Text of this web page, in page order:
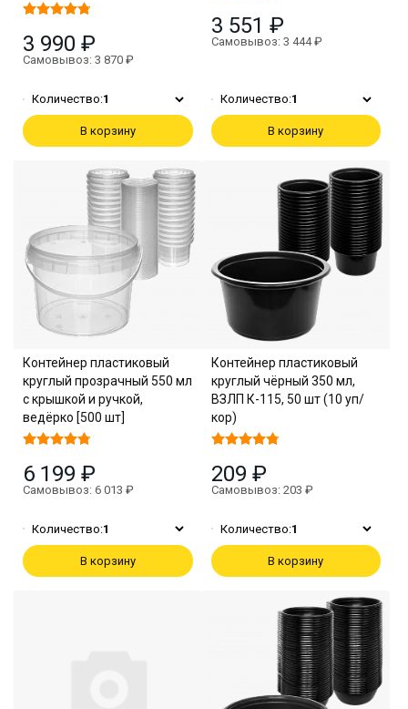
3 990 ₽
Самовывоз: 3 870 ₽
Количество:1
В корзину
3 551 ₽
Самовывоз: 3 444 ₽
Количество:1
В корзину
Контейнер пластиковый
круглый прозрачный 550 мл
с крышкой и ручкой,
ведёрко [500 шт]
6 199 ₽
Самовывоз: 6 013 ₽
Количество:1
В корзину
Контейнер пластиковый
круглый чёрный 350 мл,
ВЗЛП К-115, 50 шт (10 уп/
кор)
209 ₽
Самовывоз: 203 ₽
Количество:1
В корзину